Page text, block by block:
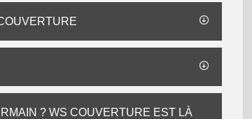
? WS COUVERTURE EST LÀ